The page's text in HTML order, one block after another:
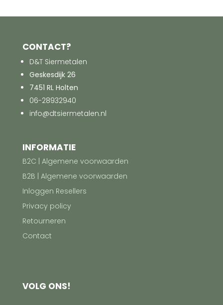
CONTACT?
D&T Siermetalen
Geskesdijk 26
7451 RL Holten
06-28932940
info@dtsiermetalen.nl
INFORMATIE
B2C | Algemene voorwaarden
B2B | Algemene voorwaarden
Inloggen Resellers
Privacy policy
Retourneren
Contact
VOLG ONS!